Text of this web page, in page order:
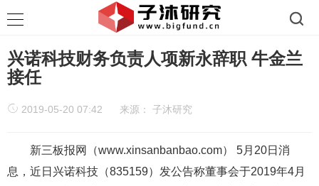
兴诺科技财务负责人项新永辞职 牛金兰
接任
2019-05-20 07:42 来源： 子沐研究
新三板报网（www.xinsanbanbao.com） 5月20日消
息，近日兴诺科技（835159）发公告称董事会于2019年4月